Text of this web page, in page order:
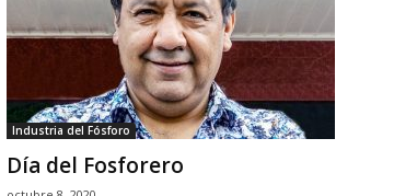
Industria del Fósforo
Día del Fosforero